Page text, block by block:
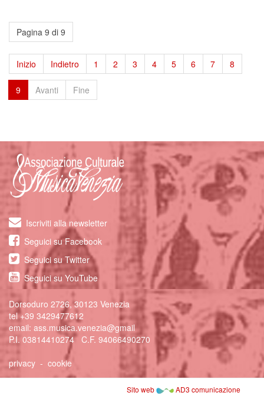
Pagina 9 di 9
Inizio Indietro 1 2 3 4 5 6 7 8
9 Avanti Fine
Iscriviti alla newsletter
Seguici su Facebook
Seguici su Twitter
Seguici su YouTube
Dorsoduro 2726, 30123 Venezia
tel+39 3429477612
email: ass.musica.venezia@gmail
P.I. 03814410274 C.F. 94066490270
privacy - cookie
Sito web AD3 comunicazione